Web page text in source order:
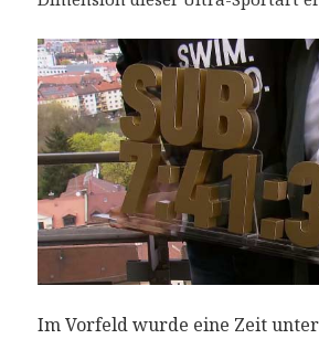
Im Vorfeld wurde eine Zeit